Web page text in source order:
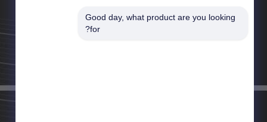
Good day, what product are you looking
for?